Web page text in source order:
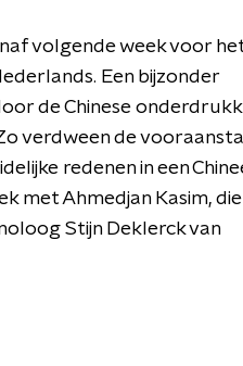
volgende week voor
Een bijzonder
de Chinese
verdween de
redenen in een
met Ahmedjan Kasim,
Stijn Deklerck van